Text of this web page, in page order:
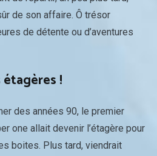
de son affaire. Ô trésor
de détente ou d’aventures
!
des années 90, le premier
one allait devenir l’étagère pour
boites. Plus tard, viendrait